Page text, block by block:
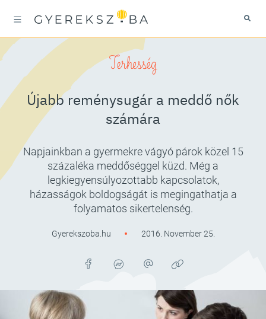
Terhesség
Újabb reménysugár a meddő nők
számára
Napjainkban a gyermekre vágyó párok közel 15
százaléka meddőséggel küzd. Még a
legkiegyensúlyozottabb kapcsolatok,
házasságok boldogságát is megingathatja a
folyamatos sikertelenség.
Gyerekszoba.hu 2016. November 25.